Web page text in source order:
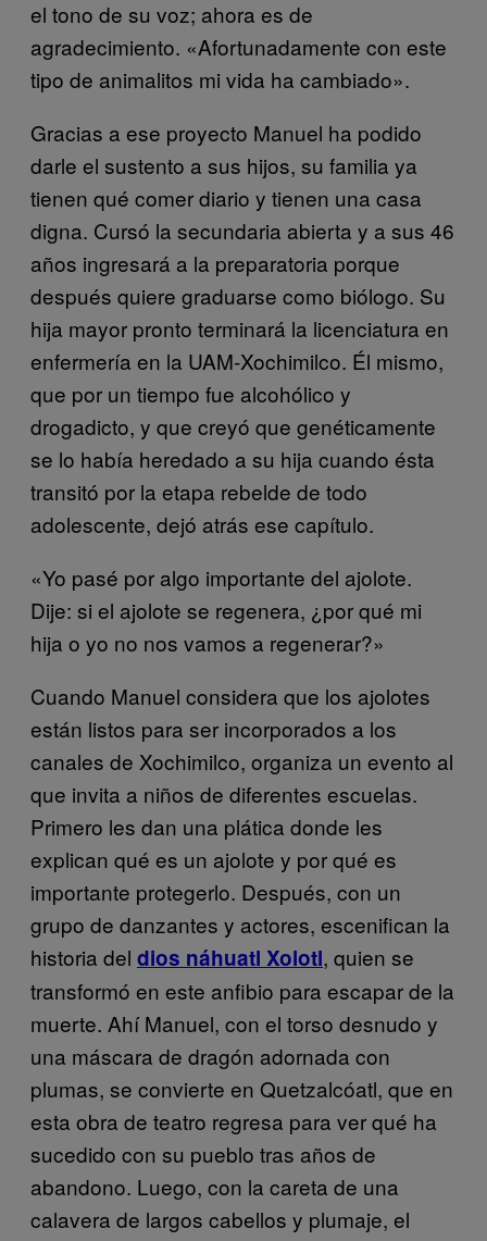
el tono de su voz; ahora es de
agradecimiento. «Afortunadamente con este
tipo de animalitos mi vida ha cambiado».
Gracias a ese proyecto Manuel ha podido
darle el sustento a sus hijos, su familia ya
tienen qué comer diario y tienen una casa
digna. Cursó la secundaria abierta y a sus 46
años ingresará a la preparatoria porque
después quiere graduarse como biólogo. Su
hija mayor pronto terminará la licenciatura en
enfermería en la UAM-Xochimilco. Él mismo,
que por un tiempo fue alcohólico y
drogadicto, y que creyó que genéticamente
se lo había heredado a su hija cuando ésta
transitó por la etapa rebelde de todo
adolescente, dejó atrás ese capítulo.
«Yo pasé por algo importante del ajolote.
Dije: si el ajolote se regenera, ¿por qué mi
hija o yo no nos vamos a regenerar?»
Cuando Manuel considera que los ajolotes
están listos para ser incorporados a los
canales de Xochimilco, organiza un evento al
que invita a niños de diferentes escuelas.
Primero les dan una plática donde les
explican qué es un ajolote y por qué es
importante protegerlo. Después, con un
grupo de danzantes y actores, escenifican la
historia del dios náhuatl Xolotl, quien se
transformó en este anfibio para escapar de la
muerte. Ahí Manuel, con el torso desnudo y
una máscara de dragón adornada con
plumas, se convierte en Quetzalcóatl, que en
esta obra de teatro regresa para ver qué ha
sucedido con su pueblo tras años de
abandono. Luego, con la careta de una
calavera de largos cabellos y plumaje, el